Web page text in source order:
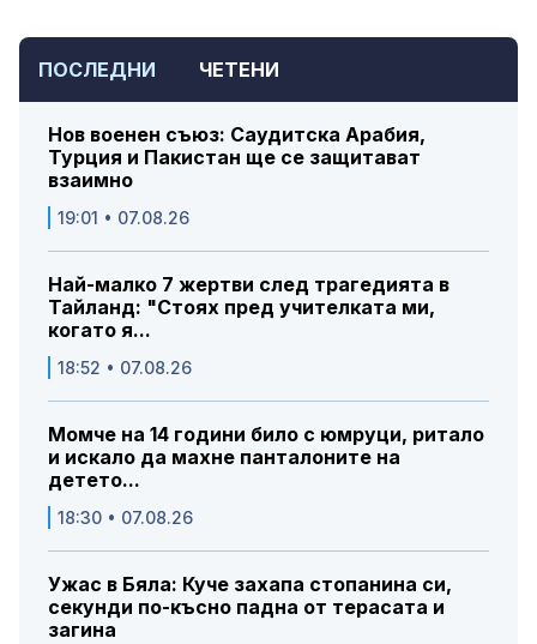
ПОСЛЕДНИ ЧЕТЕНИ
Нов военен съюз: Саудитска Арабия,
Турция и Пакистан ще се защитават
взаимно
19:01 • 07.08.26
Най-малко 7 жертви след трагедията в
Тайланд: "Стоях пред учителката ми,
когато я...
18:52 • 07.08.26
Момче на 14 години било с юмруци, ритало
и искало да махне панталоните на
детето...
18:30 • 07.08.26
Ужас в Бяла: Куче захапа стопанина си,
секунди по-късно падна от терасата и
загина